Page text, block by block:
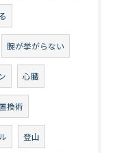
腕が挙がらない
心臓
換術
登山